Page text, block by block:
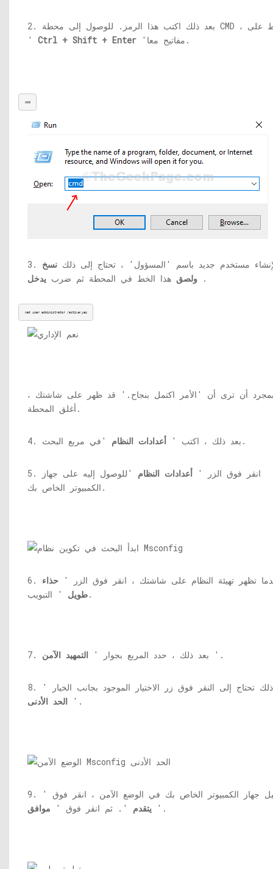
2. بعد ذلك اكتب هذا الرمز. للوصول إلى محطة CMD ، اضغط على
' Ctrl + Shift + Enter 'مفاتيح معا.
cmd
لإنشاء مستخدم جديد باسم 'المسؤول' ، تحتاج إلى ذلك نسخ
ولصق هذا الخط في المحطة ثم ضرب يدخل .
net user administrator /active:yes
أن ترى أن 'الأمر اكتمل بنجاح.' قد ظهر على شاشتك ،
أغلق المحطة.
4. بعد ذلك ، اكتب ' أعدادات النظام 'في مربع البحث.
5. انقر فوق الزر ' أعدادات النظام 'للوصول إليه على جهاز
الكمبيوتر الخاص بك.
تظهر تهيئة النظام على شاشتك ، انقر فوق الزر ' حذاء
طويل' التبويب.
7. بعد ذلك ، حدد المربع بجوار ' التمهيد الآمن '.
ذلك تحتاج إلى النقر فوق زر الاختيار الموجود بجانب الخيار '
الحد الأدنى '.
جهاز الكمبيوتر الخاص بك في الوضع الآمن ، انقر فوق '
يتقدم '. ثم انقر فوق ' موافق '.